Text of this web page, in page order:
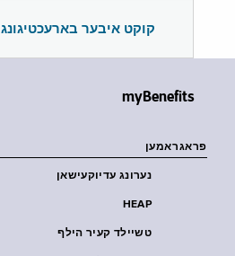
קוקט איבער בארעכטיגונג
myBenefits
פראגראמען
נערונג עדיוקעישאן
HEAP
טשיילד קעיר הילף